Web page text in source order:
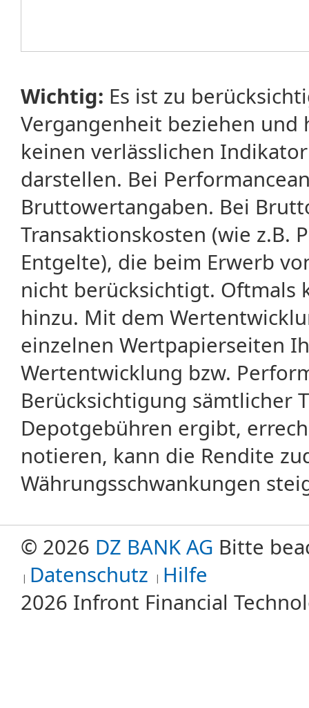
Wichtig: Es ist zu
Vergangenheit beziehen
keinen verlässlichen
darstellen. Bei
Bruttowertangaben. Bei
Transaktionskosten (wie z.B.
Entgelte), die beim Erwerb
nicht berücksichtigt. Oftmals
hinzu. Mit dem
einzelnen Wertpapierseiten
Wertentwicklung bzw.
Berücksichtigung sämtlicher
Depotgebühren ergibt,
notieren, kann die Rendite
Währungsschwankungen
© 2026 DZ BANK AG Bitte
Datenschutz Hilfe
2026 Infront Financial